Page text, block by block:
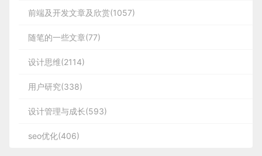
前端及开发文章及欣赏(1057)
随笔的一些文章(77)
设计思维(2114)
用户研究(338)
设计管理与成长(593)
seo优化(406)